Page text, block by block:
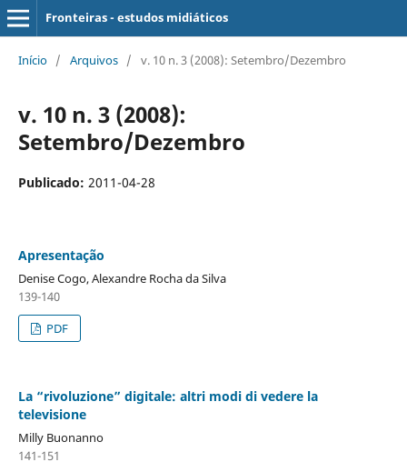
Fronteiras - estudos midiáticos
Início / Arquivos / v. 10 n. 3 (2008): Setembro/Dezembro
v. 10 n. 3 (2008):
Setembro/Dezembro
Publicado: 2011-04-28
Apresentação
Denise Cogo, Alexandre Rocha da Silva
139-140
PDF
La “rivoluzione” digitale: altri modi di vedere la
televisione
Milly Buonanno
141-151